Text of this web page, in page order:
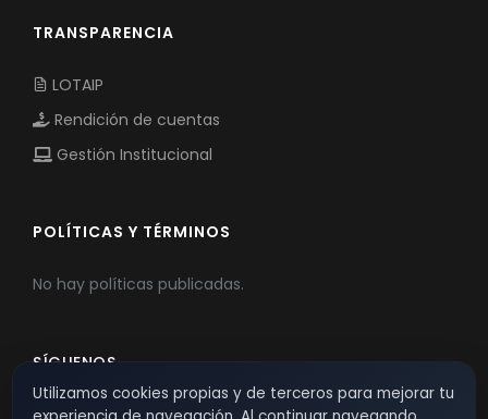
TRANSPARENCIA
LOTAIP
Rendición de cuentas
Gestión Institucional
POLÍTICAS Y TÉRMINOS
No hay políticas publicadas.
SÍGUENOS
Utilizamos cookies propias y de terceros para mejorar tu